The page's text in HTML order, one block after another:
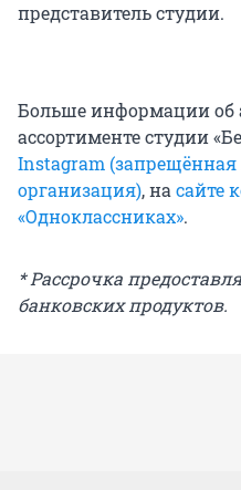
представитель студии.
Больше информации об
ассортименте студии
Instagram (запрещённая
организация), на сайте
«Одноклассниках».
* Рассрочка
банковских продуктов.